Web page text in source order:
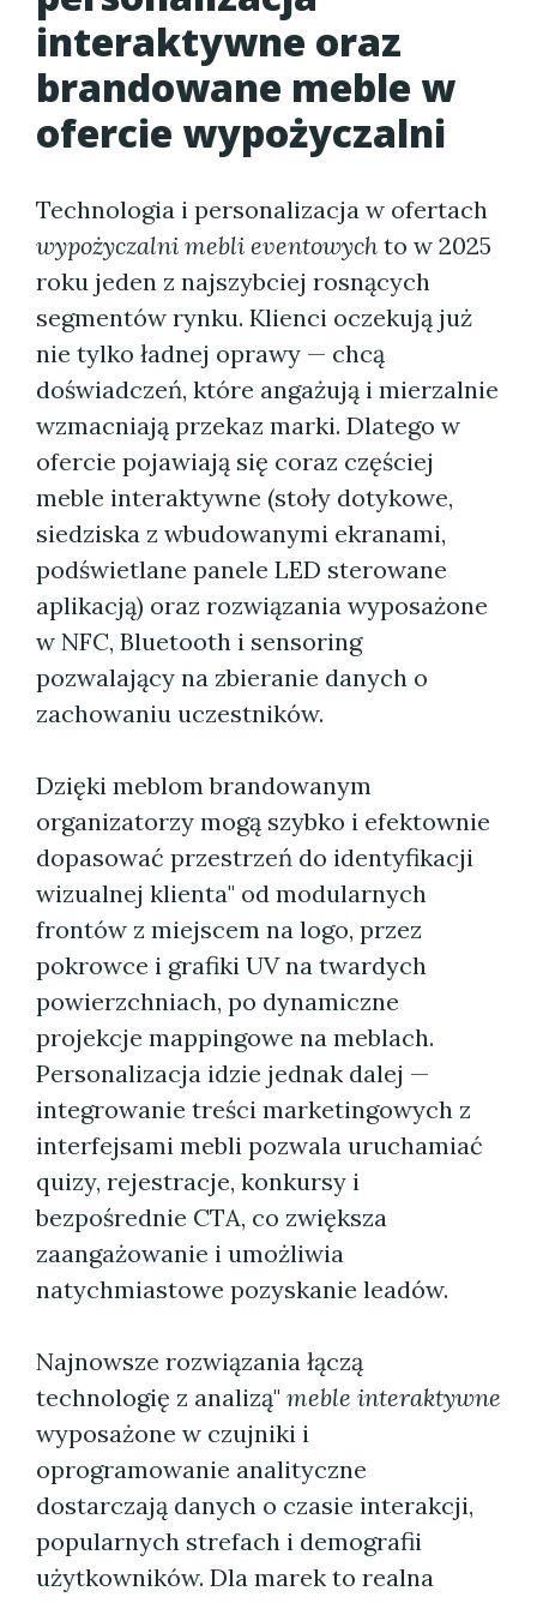
interaktywne oraz
brandowane meble w
ofercie wypożyczalni
Technologia i personalizacja w ofertach
wypożyczalni mebli eventowych to w 2025
roku jeden z najszybciej rosnących
segmentów rynku. Klienci oczekują już
nie tylko ładnej oprawy — chcą
doświadczeń, które angażują i mierzalnie
wzmacniają przekaz marki. Dlatego w
ofercie pojawiają się coraz częściej
meble interaktywne (stoły dotykowe,
siedziska z wbudowanymi ekranami,
podświetlane panele LED sterowane
aplikacją) oraz rozwiązania wyposażone
w NFC, Bluetooth i sensoring
pozwalający na zbieranie danych o
zachowaniu uczestników.
Dzięki meblom brandowanym
organizatorzy mogą szybko i efektownie
dopasować przestrzeń do identyfikacji
wizualnej klienta" od modularnych
frontów z miejscem na logo, przez
pokrowce i grafiki UV na twardych
powierzchniach, po dynamiczne
projekcje mappingowe na meblach.
Personalizacja idzie jednak dalej —
integrowanie treści marketingowych z
interfejsami mebli pozwala uruchamiać
quizy, rejestracje, konkursy i
bezpośrednie CTA, co zwiększa
zaangażowanie i umożliwia
natychmiastowe pozyskanie leadów.
Najnowsze rozwiązania łączą
technologię z analizą" meble interaktywne
wyposażone w czujniki i
oprogramowanie analityczne
dostarczają danych o czasie interakcji,
popularnych strefach i demografii
użytkowników. Dla marek to realna